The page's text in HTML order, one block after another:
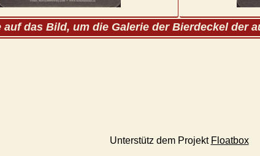
auf das Bild, um die Galerie der Bierdeckel der
Unterstütz dem Projekt Floatbox